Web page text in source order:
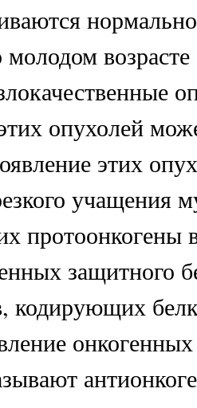
молодом
опухолей
этих
учащения
протоонкогены
защитного
кодирующих